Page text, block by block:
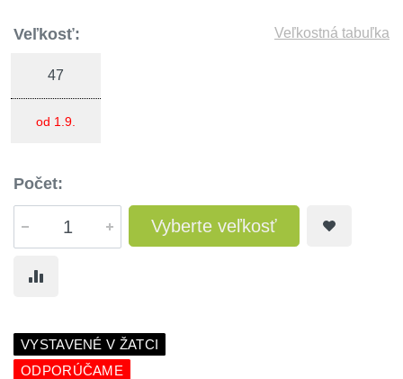
Veľkosť: Veľkostná tabuľka
47
od 1.9.
Počet:
Vyberte veľkosť
VYSTAVENÉ V ŽATCI
ODPORÚČAME